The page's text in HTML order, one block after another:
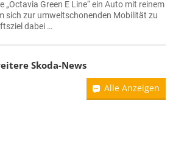
„Octavia Green E Line“ ein Auto mit reinem
sich zur umweltschonenden Mobilität zu
dabei …
Skoda-News
Alle Anzeigen